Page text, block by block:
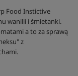
Food Instictive
wanilii i śmietanki.
a to za sprawą
z